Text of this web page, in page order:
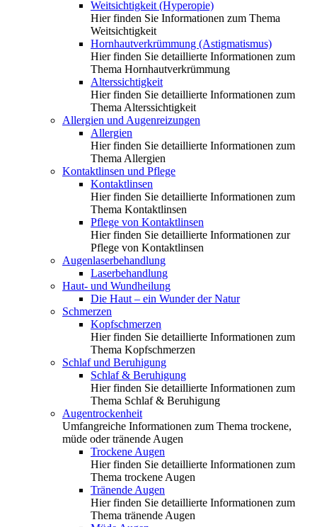
Weitsichtigkeit (Hyperopie)
Hier finden Sie Informationen zum Thema
Weitsichtigkeit
Hornhautverkrümmung (Astigmatismus)
Hier finden Sie detaillierte Informationen zum
Thema Hornhautverkrümmung
Alterssichtigkeit
Hier finden Sie detaillierte Informationen zum
Thema Alterssichtigkeit
Allergien und Augenreizungen
Allergien
Hier finden Sie detaillierte Informationen zum
Thema Allergien
Kontaktlinsen und Pflege
Kontaktlinsen
Hier finden Sie detaillierte Informationen zum
Thema Kontaktlinsen
Pflege von Kontaktlinsen
Hier finden Sie detaillierte Informationen zur
Pflege von Kontaktlinsen
Augenlaserbehandlung
Laserbehandlung
Haut- und Wundheilung
Die Haut – ein Wunder der Natur
Schmerzen
Kopfschmerzen
Hier finden Sie detaillierte Informationen zum
Thema Kopfschmerzen
Schlaf und Beruhigung
Schlaf & Beruhigung
Hier finden Sie detaillierte Informationen zum
Thema Schlaf & Beruhigung
Augentrockenheit
Umfangreiche Informationen zum Thema trockene,
müde oder tränende Augen
Trockene Augen
Hier finden Sie detaillierte Informationen zum
Thema trockene Augen
Tränende Augen
Hier finden Sie detaillierte Informationen zum
Thema tränende Augen